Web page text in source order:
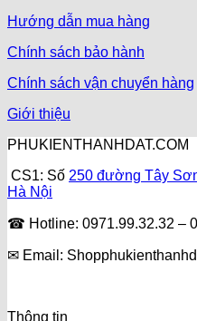
Hướng dẫn mua hàng
Chính sách bảo hành
Chính sách vận chuyển hàng
Giới thiệu
PHUKIENTHANHDAT.COM
CS1: Số 250 đường Tây
Hà Nội
☎ Hotline: 0971.99.32.32 –
✉ Email:
Thông tin